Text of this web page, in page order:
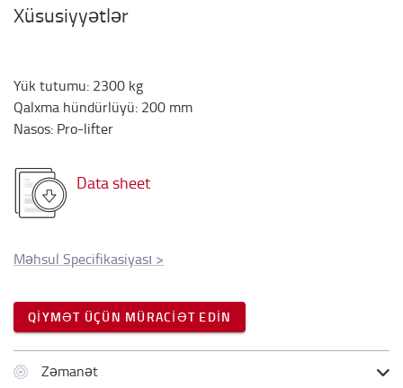
Xüsusiyyətlər
Yük tutumu: 2300 kg
Qalxma hündürlüyü: 200 mm
Nasos: Pro-lifter
Data sheet
Məhsul Specifikasiyası >
QIYMƏT ÜÇÜN MÜRACIƏT EDIN
Zəmanət